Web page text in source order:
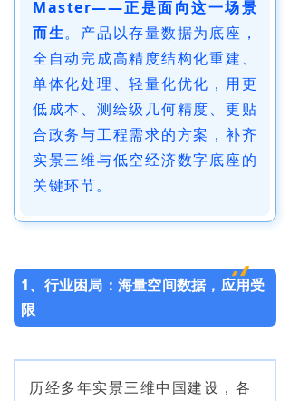
Master——正是面向这一场景
而生。产品以存量数据为底座，
全自动完成高精度结构化重建、
单体化处理、轻量化优化，用更
低成本、测绘级几何精度、更贴
合政务与工程需求的方案，补齐
实景三维与低空经济数字底座的
关键环节。
1、 行业困局：海量空间数据，应用受
限
历经多年实景三维中国建设，各